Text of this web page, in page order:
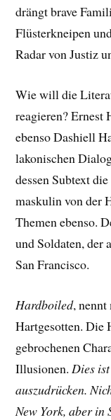
drängt brave
Flüsterkneipen
Radar von Justiz
Wie will die
reagieren? Ernest
ebenso Dashiell
lakonischen
dessen Subtext
maskulin von der
Themen ebenso.
und Soldaten, der
San Francisco.
Hardboiled,
Hartgesotten. Die
gebrochenen
Illusionen.Dies
auszudrücken.
New York, aber in